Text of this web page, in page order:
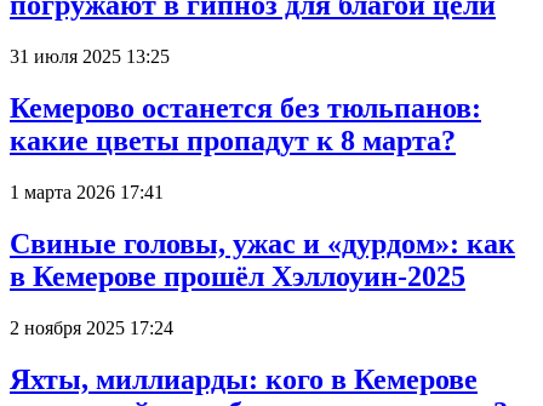
31 июля 2025 13:25
Кемерово останется без тюльпанов:
какие цветы пропадут к 8 марта?
1 марта 2026 17:41
Свиные головы, ужас и «дурдом»: как
в Кемерове прошёл Хэллоуин-2025
2 ноября 2025 17:24
Яхты, миллиарды: кого в Кемерове